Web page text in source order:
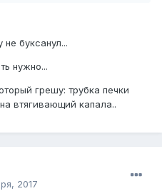
буксанул...
нужно...
грешу: трубка печки
втягивающий капала..
2017